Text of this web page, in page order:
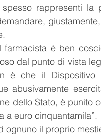
rappresenti
è ben
dal punto di vista
è che il
abusivamente
dello Stato, è punito
a euro cinquantamila”.
il proprio